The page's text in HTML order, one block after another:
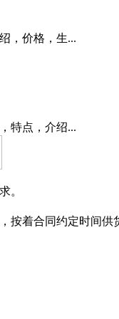
，价格，生...
特点，介绍...
。
按着合同约定时间供